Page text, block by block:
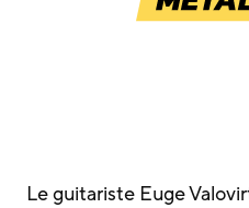
Le guitariste Euge